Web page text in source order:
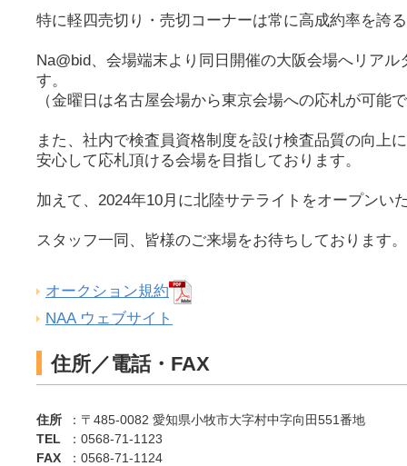
特に軽四売切り・売切コーナーは常に高成約率を誇
Na@bid、会場端末より同日開催の大阪会場へリアル
す。
（金曜日は名古屋会場から東京会場への応札が可能
また、社内で検査員資格制度を設け検査品質の向上
安心して応札頂ける会場を目指しております。
加えて、2024年10月に北陸サテライトをオープンい
スタッフ一同、皆様のご来場をお待ちしております。
オークション規約
NAA ウェブサイト
住所／電話・FAX
住所
：〒485-0082 愛知県小牧市大字村中字向田551番地
TEL
：0568-71-1123
FAX
：0568-71-1124